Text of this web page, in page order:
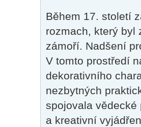
Během 17. století
rozmach, který byl
zámoří. Nadšení
V tomto prostředí
dekorativního
nezbytných
spojovala vědecké
a kreativní